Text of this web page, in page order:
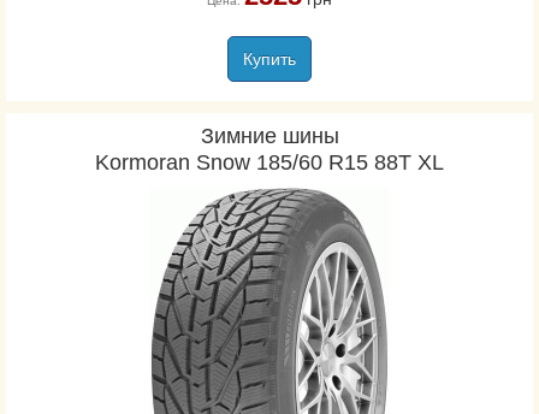
Купить
Зимние шины
Kormoran Snow 185/60 R15 88T XL